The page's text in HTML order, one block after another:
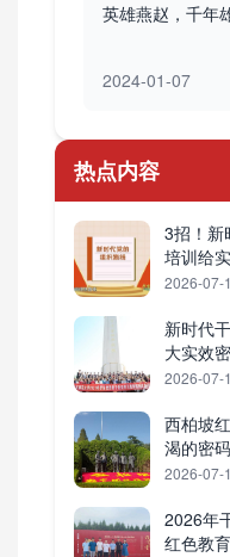
英雄燕赵，千年
2024-01-07
热点内容
3招！新
培训给
2026-07-
新时代
大实效
2026-07-
西柏坡
渴的密码
2026-07-
2026年
红色教